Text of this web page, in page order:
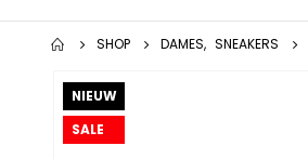
SHOP DAMES, SNEAKERS
NIEUW
SALE